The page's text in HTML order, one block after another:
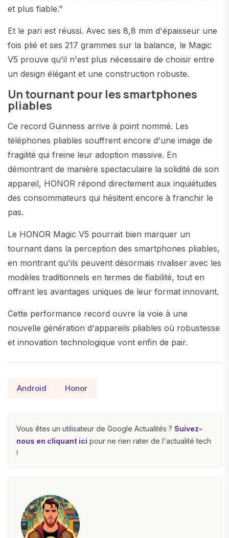
et plus fiable."
Et le pari est réussi. Avec ses 8,8 mm d'épaisseur une
fois plié et ses 217 grammes sur la balance, le Magic
V5 prouve qu'il n'est plus nécessaire de choisir entre
un design élégant et une construction robuste.
Un tournant pour les smartphones
pliables
Ce record Guinness arrive à point nommé. Les
téléphones pliables souffrent encore d'une image de
fragilité qui freine leur adoption massive. En
démontrant de manière spectaculaire la solidité de son
appareil, HONOR répond directement aux inquiétudes
des consommateurs qui hésitent encore à franchir le
pas.
Le HONOR Magic V5 pourrait bien marquer un
tournant dans la perception des smartphones pliables,
en montrant qu'ils peuvent désormais rivaliser avec les
modèles traditionnels en termes de fiabilité, tout en
offrant les avantages uniques de leur format innovant.
Cette performance record ouvre la voie à une
nouvelle génération d'appareils pliables où robustesse
et innovation technologique vont enfin de pair.
Android Honor
Vous êtes un utilisateur de Google Actualités ? Suivez-
nous en cliquant ici pour ne rien rater de l'actualité tech
!